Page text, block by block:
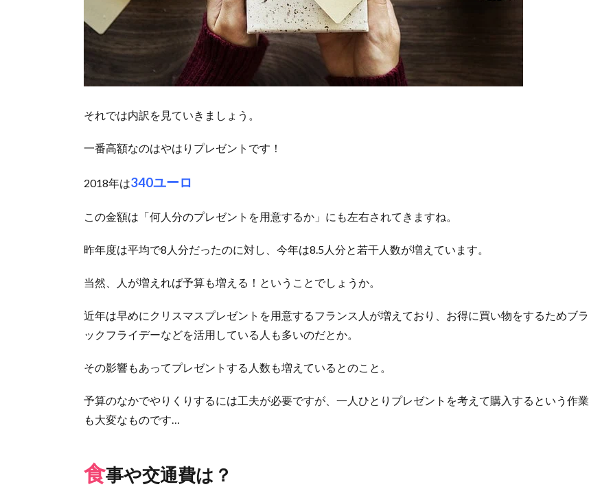
それでは内訳を見ていきましょう。
一番高額なのはやはりプレゼントです！
2018年は340ユーロ
この金額は「何人分のプレゼントを用意するか」にも左右されてきますね。
昨年度は平均で8人分だったのに対し、今年は8.5人分と若干人数が増えています。
当然、人が増えれば予算も増える！ということでしょうか。
近年は早めにクリスマスプレゼントを用意するフランス人が増えており、お得に買い物をするためブラ
ックフライデーなどを活用している人も多いのだとか。
その影響もあってプレゼントする人数も増えているとのこと。
予算のなかでやりくりするには工夫が必要ですが、一人ひとりプレゼントを考えて購入するという作業
も大変なものです…
食事や交通費は？